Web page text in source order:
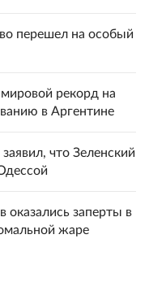
перешел на особый
рекорд на
в Аргентине
что Зеленский
оказались заперты в
жаре